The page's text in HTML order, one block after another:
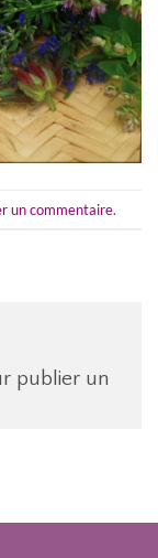
un commentaire.
publier un